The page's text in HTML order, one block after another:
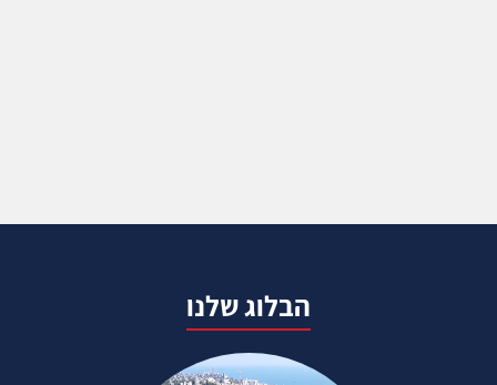
הבלוג שלנו